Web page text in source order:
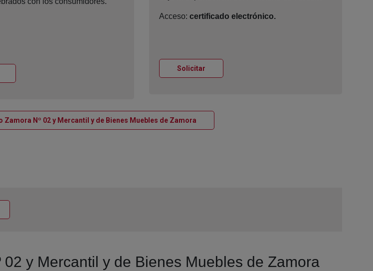
nueva
Acceso:certificado electrónico.
Solicitar
Nº 02 y Mercantil y de Bienes Muebles de ZamoraVentana nueva
y Mercantil y de Bienes Muebles de Zamora